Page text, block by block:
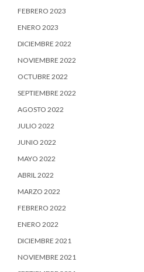
FEBRERO 2023
ENERO 2023
DICIEMBRE 2022
NOVIEMBRE 2022
OCTUBRE 2022
SEPTIEMBRE 2022
AGOSTO 2022
JULIO 2022
JUNIO 2022
MAYO 2022
ABRIL 2022
MARZO 2022
FEBRERO 2022
ENERO 2022
DICIEMBRE 2021
NOVIEMBRE 2021